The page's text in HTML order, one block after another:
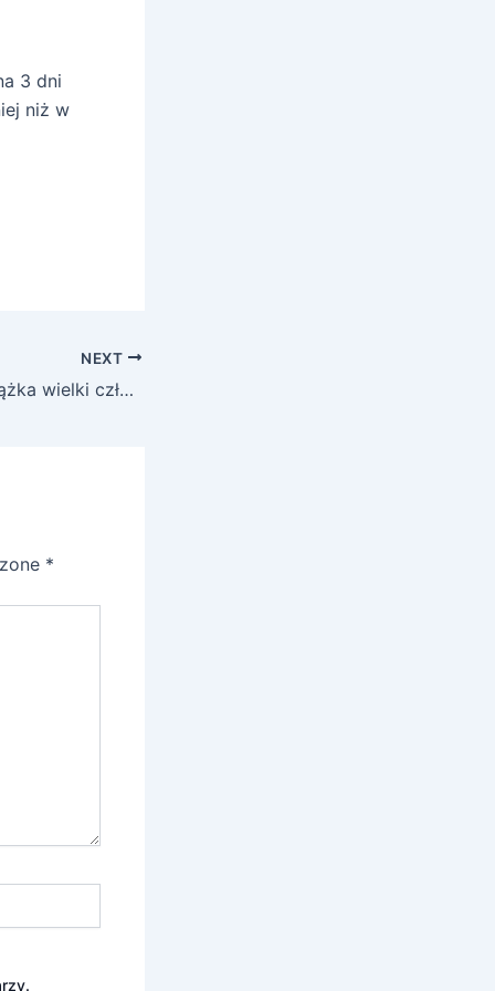
3 dni
niż w
NEXT
Program Mała książka wielki człowiek
*